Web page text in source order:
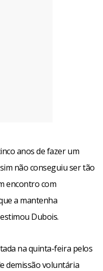
anos de fazer um
não conseguiu ser tão
encontro com
a mantenha
Dubois.
na quinta-feira pelos
demissão voluntária